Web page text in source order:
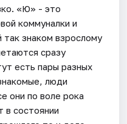
«Ю» - это
коммуналки и
знаком взрослому
сразу
есть пары разных
люди
они по воле рока
в состоянии